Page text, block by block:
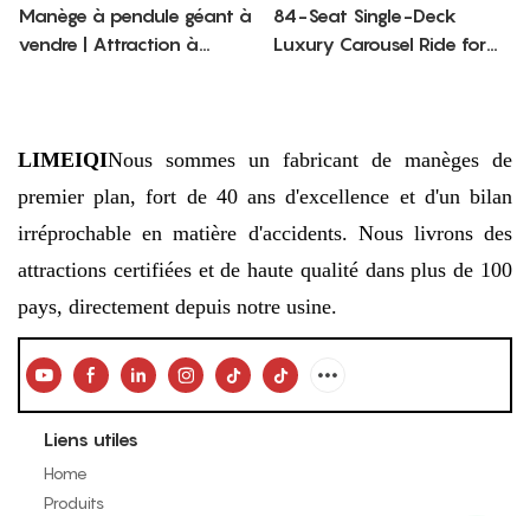
Manège à pendule géant à
vendre | Attraction à
84-Seat Single-Deck
Luxury Carousel Ride for
LIMEIQINous sommes un fabricant de manèges de
premier plan, fort de 40 ans d'excellence et d'un bilan
irréprochable en matière d'accidents. Nous livrons des
attractions certifiées et de haute qualité dans plus de 100
pays, directement depuis notre usine.
Liens utiles
Home
Produits